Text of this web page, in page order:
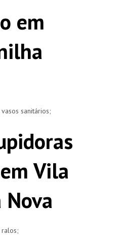
em
sanitários;
Vila